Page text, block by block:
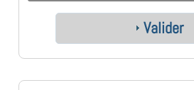
Valider